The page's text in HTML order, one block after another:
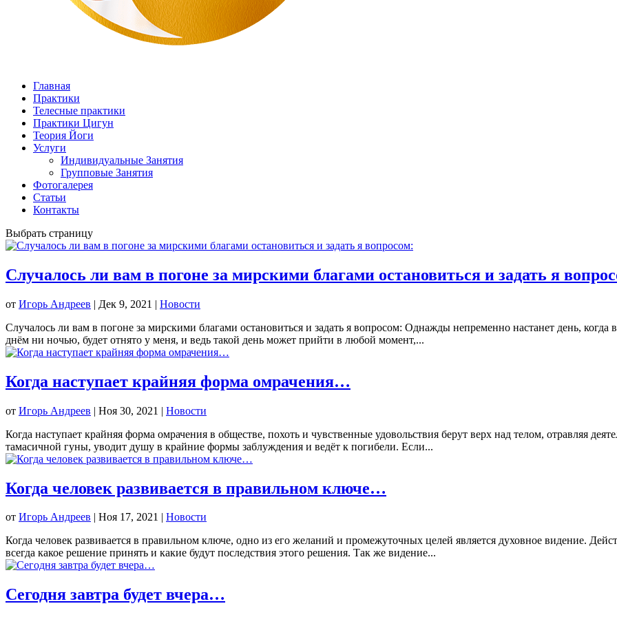
Главная
Практики
Телесные практики
Практики Цигун
Теория Йоги
Услуги
Индивидуальные Занятия
Групповые Занятия
Фотогалерея
Статьи
Контакты
Выбрать страницу
Случалось ли вам в погоне за мирскими благами остановиться и задать я
от Игорь Андреев | Дек 9, 2021 | Новости
Случалось ли вам в погоне за мирскими благами остановиться и задать я вопросом: Однажды непременно настанет день, когда
днём ни ночью, будет отнято у меня, и ведь такой день может прийти в любой момент,...
Когда наступает крайняя форма омрачения…
от Игорь Андреев | Ноя 30, 2021 | Новости
Когда наступает крайняя форма омрачения в обществе, похоть и чувственные удовольствия берут верх над телом, отравляя
тамасичной гуны, уводит душу в крайние формы заблуждения и ведёт к погибели. Если...
Когда человек развивается в правильном ключе…
от Игорь Андреев | Ноя 17, 2021 | Новости
Когда человек развивается в правильном ключе, одно из его желаний и промежуточных целей является духовное видение.
всегда какое решение принять и какие будут последствия этого решения. Так же видение...
Сегодня завтра будет вчера…